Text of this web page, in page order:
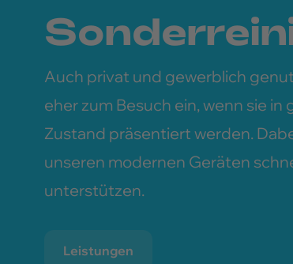
Auch privat und gewerblich
eher zum Besuch ein, wenn sie in
Zustand präsentiert werden.
unseren modernen Geräten
unterstützen.
Leistungen